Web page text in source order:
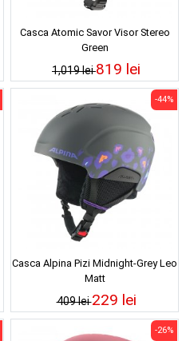
Casca Atomic Savor Visor Stereo
Green
1,019 lei819 lei
Casca Alpina Pizi Midnight-Grey Leo
Matt
409 lei
-44%
229 lei
-26%